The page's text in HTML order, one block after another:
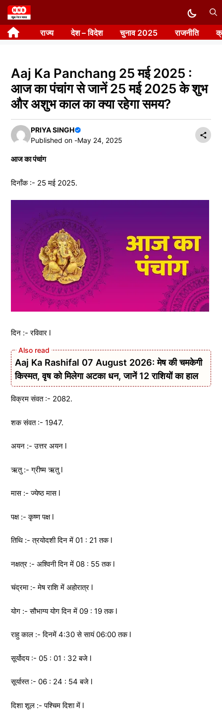
Skip
to
content राज्य देश – विदेश चुनाव 2025 राजनीति
Aaj Ka Panchang 25 मई 2025 :
आज का पंचांग से जानें 25 मई 2025 के शुभ
और अशुभ काल का क्या रहेगा समय?
PRIYA SINGH
Published on -May 24, 2025
आज का पंचांग
दिनाँक :- 25 मई 2025.
दिन :- रविवार l
Aaj Ka Rashifal 07 August 2026: मेष की चमकेगी
किस्मत, वृष को मिलेगा अटका धन, जानें 12 राशियों का हाल
विक्रम संवत :- 2082.
शक संवत :- 1947.
अयन :- उत्तर अयन l
ऋतु :- ग्रीष्म ऋतु l
मास :- ज्येष्ठ मास l
पक्ष :- कृष्ण पक्ष l
तिथि :- त्रयोदशी दिन में 01 : 21 तक l
नक्षत्र :- अश्विनी दिन में 08 : 55 तक l
चंद्रमा :- मेष राशि में अहोरात्र l
योग :- सौभाग्य योग दिन में 09 : 19 तक l
राहु काल :- दिनमें 4:30 से सायं 06:00 तक l
सूर्योदय :- 05 : 01 : 32 बजे l
सूर्यास्त :- 06 : 24 : 54 बजे l
दिशा शूल :- पश्चिम दिशा में l